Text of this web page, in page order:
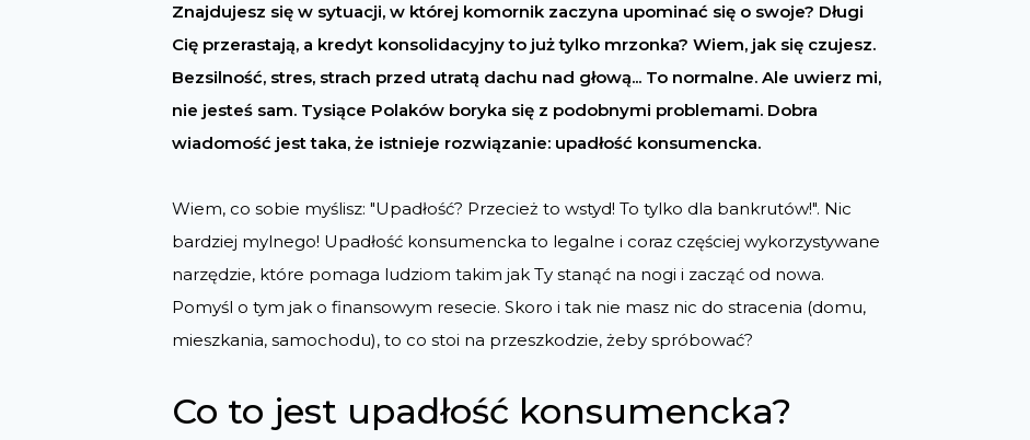
Znajdujesz się w sytuacji, w której komornik zaczyna upominać się o swoje? Długi
Cię przerastają, a kredyt konsolidacyjny to już tylko mrzonka? Wiem, jak się czujesz.
Bezsilność, stres, strach przed utratą dachu nad głową... To normalne. Ale uwierz mi,
nie jesteś sam. Tysiące Polaków boryka się z podobnymi problemami. Dobra
wiadomość jest taka, że istnieje rozwiązanie: upadłość konsumencka.
Wiem, co sobie myślisz: "Upadłość? Przecież to wstyd! To tylko dla bankrutów!". Nic
bardziej mylnego! Upadłość konsumencka to legalne i coraz częściej wykorzystywane
narzędzie, które pomaga ludziom takim jak Ty stanąć na nogi i zacząć od nowa.
Pomyśl o tym jak o finansowym resecie. Skoro i tak nie masz nic do stracenia (domu,
mieszkania, samochodu), to co stoi na przeszkodzie, żeby spróbować?
Co to jest upadłość konsumencka?